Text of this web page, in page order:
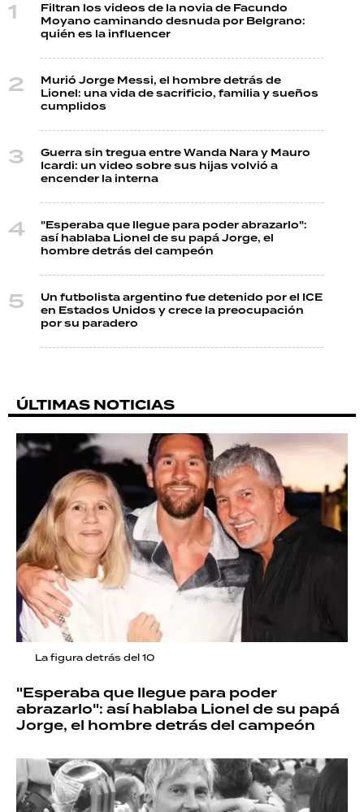
Filtran los videos de la novia de Facundo
Moyano caminando desnuda por Belgrano:
quién es la influencer
Murió Jorge Messi, el hombre detrás de
Lionel: una vida de sacrificio, familia y sueños
cumplidos
Guerra sin tregua entre Wanda Nara y Mauro
Icardi: un video sobre sus hijas volvió a
encender la interna
"Esperaba que llegue para poder abrazarlo":
así hablaba Lionel de su papá Jorge, el
hombre detrás del campeón
Un futbolista argentino fue detenido por el ICE
en Estados Unidos y crece la preocupación
por su paradero
ÚLTIMAS NOTICIAS
La figura detrás del 10
"Esperaba que llegue para poder
abrazarlo": así hablaba Lionel de su papá
Jorge, el hombre detrás del campeón